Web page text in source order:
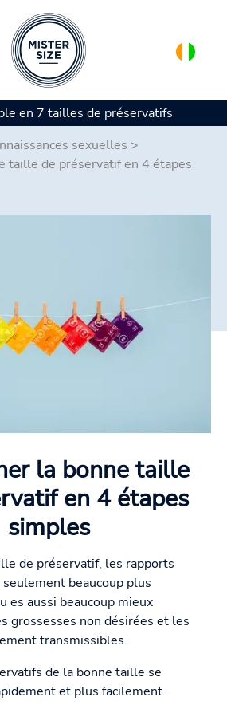
en 7 tailles de préservatifs
sexuelles >
taille de préservatif en 4 étapes
la bonne taille
en 4 étapes
simples
de préservatif, les rapports
beaucoup plus
es aussi beaucoup mieux
grossesses non désirées et les
transmissibles.
de la bonne taille se
et plus facilement.